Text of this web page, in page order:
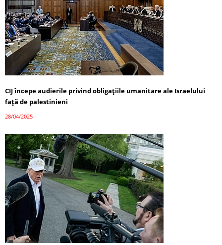
CIJ începe audierile privind obligațiile umanitare ale Israelului
față de palestinieni
28/04/2025